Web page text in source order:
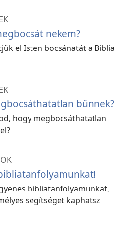
nekem?
el Isten bocsánatát a Biblia
bűnnek?
hogy megbocsáthatatlan
bibliatanfolyamunkat,
segítséget kaphatsz